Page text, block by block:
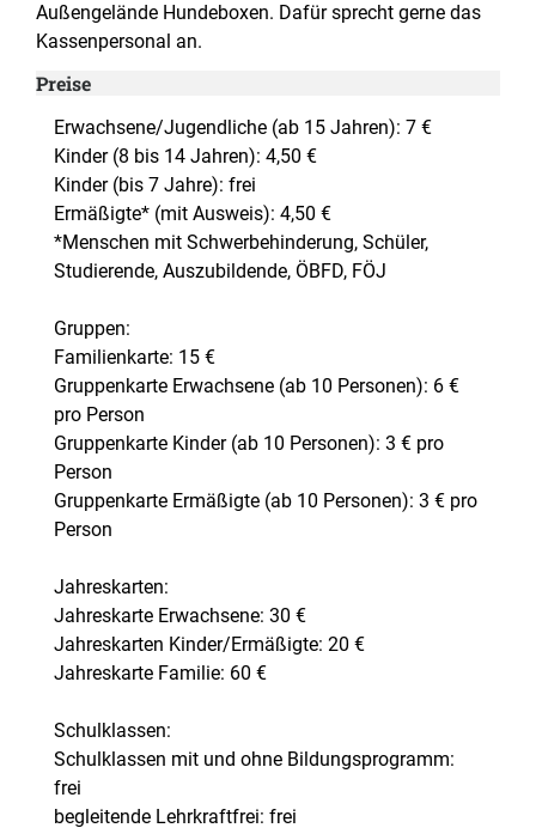
Außengelände Hundeboxen. Dafür sprecht gerne das
Kassenpersonal an.
Preise
Erwachsene/Jugendliche (ab 15 Jahren): 7 €
Kinder (8 bis 14 Jahren): 4,50 €
Kinder (bis 7 Jahre): frei
Ermäßigte* (mit Ausweis): 4,50 €
*Menschen mit Schwerbehinderung, Schüler,
Studierende, Auszubildende, ÖBFD, FÖJ
Gruppen:
Familienkarte: 15 €
Gruppenkarte Erwachsene (ab 10 Personen): 6 €
pro Person
Gruppenkarte Kinder (ab 10 Personen): 3 € pro
Person
Gruppenkarte Ermäßigte (ab 10 Personen): 3 € pro
Person
Jahreskarten:
Jahreskarte Erwachsene: 30 €
Jahreskarten Kinder/Ermäßigte: 20 €
Jahreskarte Familie: 60 €
Schulklassen:
Schulklassen mit und ohne Bildungsprogramm:
frei
begleitende Lehrkraftfrei: frei